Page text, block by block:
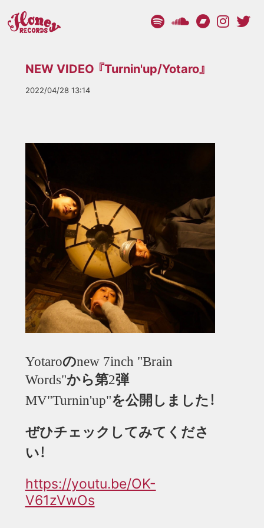
NEW VIDEO 『Turnin'up/Yotaro』
2022/04/28 13:14
Yotaroのnew 7inch "Brain
Words"から第2弾
MV"Turnin'up"を公開しました！
ぜひチェックしてみてくださ
い！
https://youtu.be/OK-
V61zVwOs